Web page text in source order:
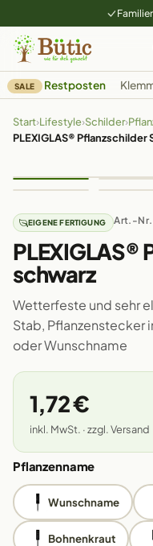
SALE Restposten
Start›Lifestyle›Schilder›
PLEXIGLAS® Pflanzschilder
EIGENE FERTIGUNG Art.-Nr.
PLEXIGLAS®
schwarz
Wetterfeste und sehr
Stab, Pflanzenstecker
oder Wunschname
1,72 €
inkl. MwSt. · zzgl. Versand
Pflanzenname
Wunschname
Bohnenkraut